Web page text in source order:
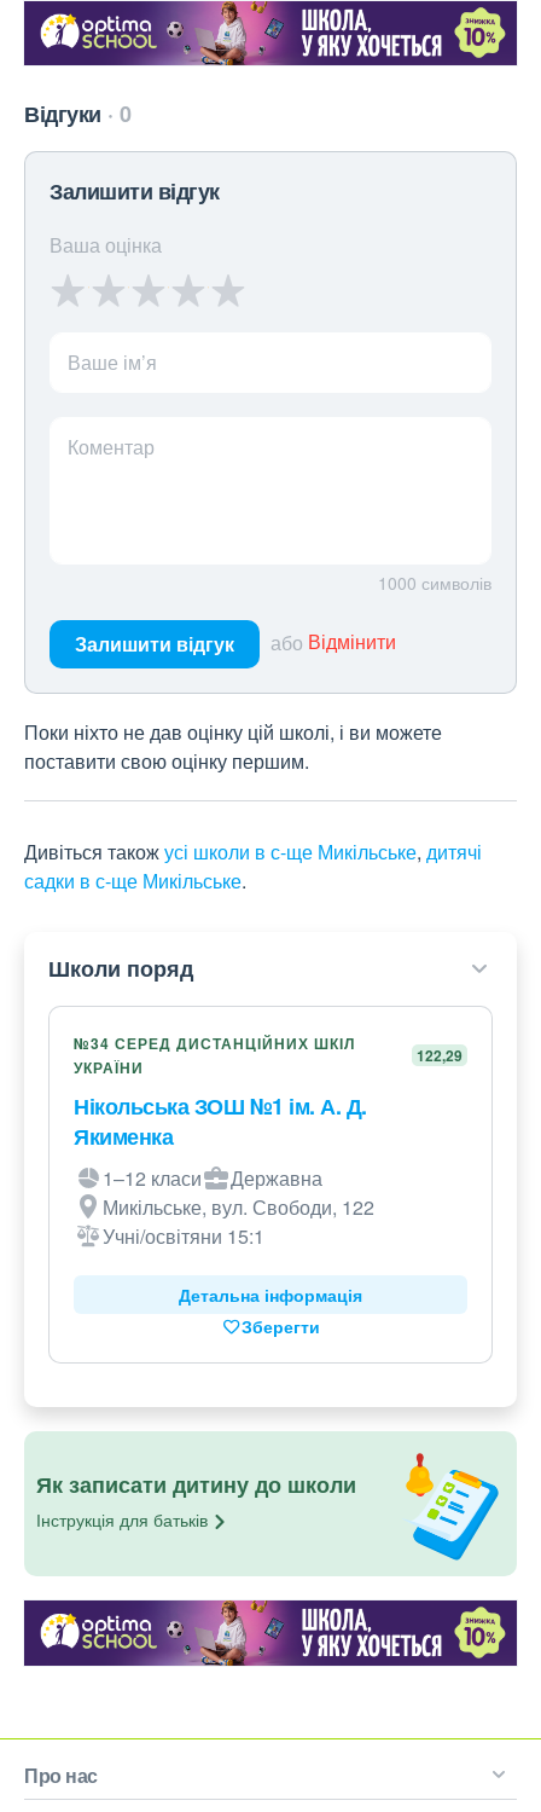
Відгуки 0
Залишити відгук
Ваша оцінка
Ваше ім’я
Коментар
1000 символів
Залишити відгук або Відмінити
Поки ніхто не дав оцінку цій школі, і ви можете
поставити свою оцінку першим.
Дивіться такожусі школи в с-ще Микільське, дитячі
садки в с-ще Микільське.
Школи поряд
№34 СЕРЕД ДИСТАНЦІЙНИХ ШКІЛ
УКРАЇНИ
122,29
Нікольська ЗОШ №1 ім. А. Д.
Якименка
1–12 класи
Державна
Микільське, вул. Свободи, 122
Учні/освітяни 15:1
Детальна інформація
Зберегти
Як записати дитину до школи
Інструкція для батьків
Про нас